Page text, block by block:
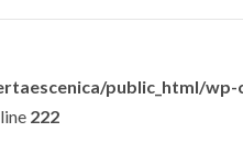
public_html/
222